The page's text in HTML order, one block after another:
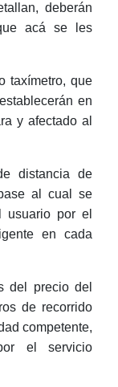
deberán
acá se les
taxímetro, que
en
y afectado al
distancia de
al cual se
usuario por el
en cada
del precio del
de recorrido
competente,
el servicio